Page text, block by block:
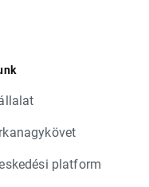
platform